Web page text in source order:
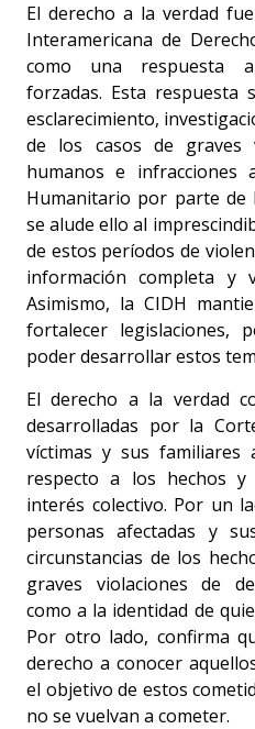
El derecho a la verdad
Interamericana de
como una respuesta
forzadas. Esta
esclarecimiento,
de los casos de graves
humanos e infracciones
Humanitario por parte de
se alude ello al
de estos períodos de
información completa y
Asimismo, la CIDH
fortalecer legislaciones,
poder desarrollar estos
El derecho a la verdad
desarrolladas por la
víctimas y sus familiares
respecto a los hechos
interés colectivo. Por un
personas afectadas y
circunstancias de los
graves violaciones de
como a la identidad de
Por otro lado, confirma
derecho a conocer
el objetivo de estos
no se vuelvan a cometer.